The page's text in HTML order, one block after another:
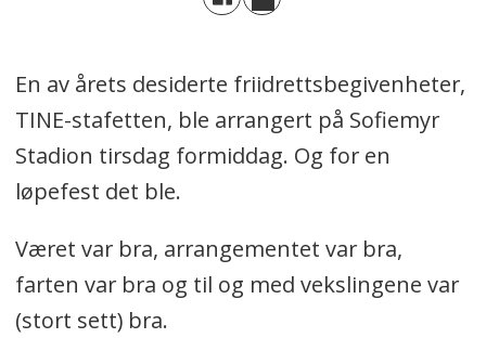
En av årets desiderte friidrettsbegivenheter,
TINE-stafetten, ble arrangert på Sofiemyr
Stadion tirsdag formiddag. Og for en
løpefest det ble.
Været var bra, arrangementet var bra,
farten var bra og til og med vekslingene var
(stort sett) bra.